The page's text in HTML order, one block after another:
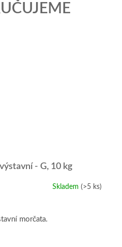
- G, 10 kg
Skladem(>5 ks)
morčata.